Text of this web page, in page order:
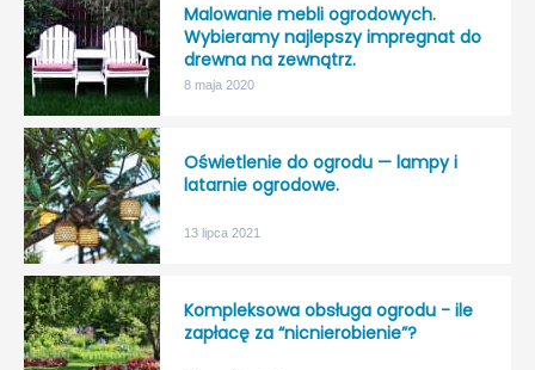
Malowanie mebli ogrodowych.
Wybieramy najlepszy impregnat do
drewna na zewnątrz.
8 maja 2020
Oświetlenie do ogrodu — lampy i
latarnie ogrodowe.
13 lipca 2021
Kompleksowa obsługa ogrodu - ile
zapłacę za “nicnierobienie”?